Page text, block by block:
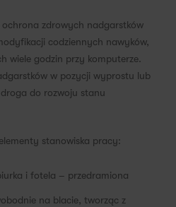
zdrowych nadgarstków
codziennych nawyków,
wiele godzin przy komputerze.
w pozycji wyprostu lub
do rozwoju stanu
stanowiska pracy:
i fotela – przedramiona
na blacie, tworząc z